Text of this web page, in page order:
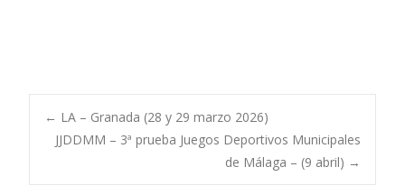
Post
← LA – Granada (28 y 29 marzo 2026)
JJDDMM – 3ª prueba Juegos Deportivos Municipales
de Málaga – (9 abril) →